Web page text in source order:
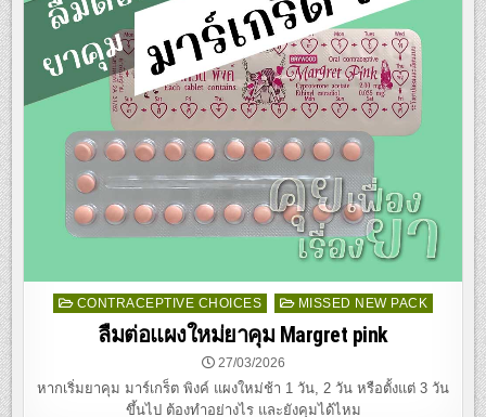
PostedCONTRACEPTIVE CHOICES MISSED NEW PACK
ลืมต่อแผงใหม่ยาคุม Margret pink
27/03/2026
หากเริ่มยาคุม มาร์เกร็ต พิงค์ แผงใหม่ช้า 1 วัน, 2 วัน หรือตั้งแต่ 3 วัน
ขึ้นไป ต้องทำอย่างไร และยังคุมได้ไหม